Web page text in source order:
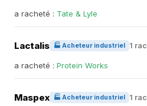
a racheté : Tate & Lyle
Lactalis 🏭 Acheteur industriel 1
a racheté : Protein Works
Maspex 🏭 Acheteur industriel 1